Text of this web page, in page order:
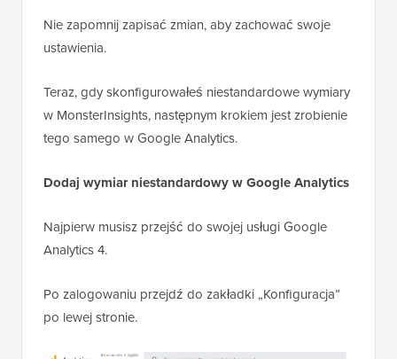
Nie zapomnij zapisać zmian, aby zachować swoje
ustawienia.
Teraz, gdy skonfigurowałeś niestandardowe wymiary
w MonsterInsights, następnym krokiem jest zrobienie
tego samego w Google Analytics.
Dodaj wymiar niestandardowy w Google Analytics
Najpierw musisz przejść do swojej usługi Google
Analytics 4.
Po zalogowaniu przejdź do zakładki „Konfiguracja”
po lewej stronie.